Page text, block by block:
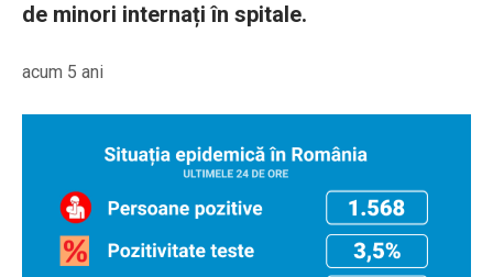
de minori internați în spitale.
acum 5 ani